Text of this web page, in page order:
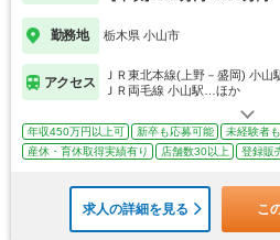
勤務地 栃木県 小山市
アクセス
ＪＲ東北本線(上野－盛岡) 小山
ＪＲ両毛線 小山駅…ほか
年収450万円以上可 新卒も応募可能 未経験者
産休・育休取得実績有り
店舗数30以上 登録販
求人の詳細を見る こ